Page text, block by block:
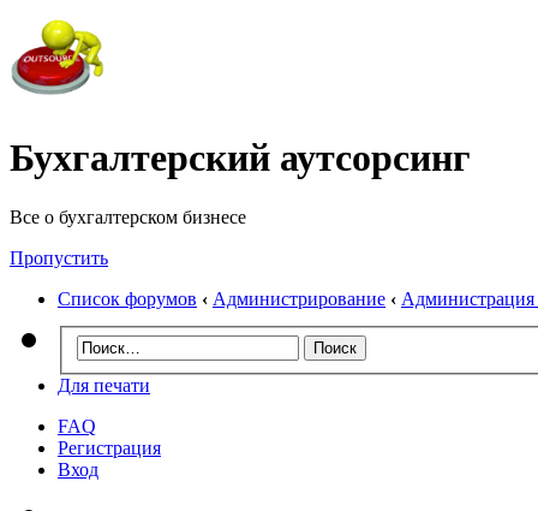
Бухгалтерский аутсорсинг
Все о бухгалтерском бизнесе
Пропустить
Список форумов ‹ Администрирование ‹
Для печати
FAQ
Регистрация
Вход